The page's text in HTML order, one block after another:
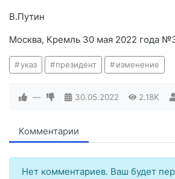
В.Путин
Москва, Кремль 30 мая 2022 года
указ президент изменение
— 30.05.2022 2.18K
Комментарии
Нет комментариев. Ваш будет